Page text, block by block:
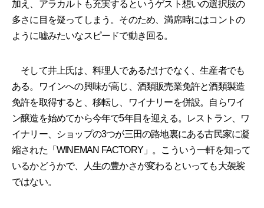
加え、アラカルトも充実するというゲスト想いの選択肢の
多さに目を疑ってしまう。そのため、満席時にはコントの
ように嘘みたいなスピードで動き回る。
そして井上氏は、料理人であるだけでなく、生産者でも
ある。ワインへの興味が高じ、酒類販売業免許と酒類製造
免許を取得すると、移転し、ワイナリーを併設。自らワイ
ン醸造を始めてから今年で5年目を迎える。レストラン、ワ
イナリー、ショップの3つが三田の路地裏にある古民家に凝
縮された「WINEMAN FACTORY」。こういう一軒を知って
いるかどうかで、人生の豊かさが変わるといっても大袈裟
ではない。